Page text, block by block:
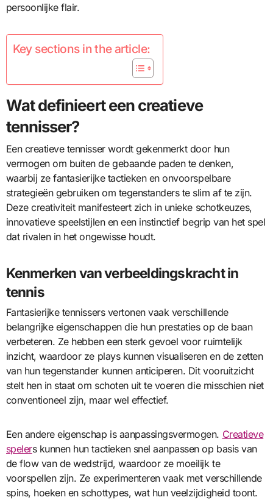
persoonlijke flair.
Key sections in the article:
Wat definieert een creatieve
tennisser?
Een creatieve tennisser wordt gekenmerkt door hun
vermogen om buiten de gebaande paden te denken,
waarbij ze fantasierijke tactieken en onvoorspelbare
strategieën gebruiken om tegenstanders te slim af te zijn.
Deze creativiteit manifesteert zich in unieke schotkeuzes,
innovatieve speelstijlen en een instinctief begrip van het spel
dat rivalen in het ongewisse houdt.
Kenmerken van verbeeldingskracht in
tennis
Fantasierijke tennissers vertonen vaak verschillende
belangrijke eigenschappen die hun prestaties op de baan
verbeteren. Ze hebben een sterk gevoel voor ruimtelijk
inzicht, waardoor ze plays kunnen visualiseren en de zetten
van hun tegenstander kunnen anticiperen. Dit vooruitzicht
stelt hen in staat om schoten uit te voeren die misschien niet
conventioneel zijn, maar wel effectief.
Een andere eigenschap is aanpassingsvermogen. Creatieve
spelers kunnen hun tactieken snel aanpassen op basis van
de flow van de wedstrijd, waardoor ze moeilijk te
voorspellen zijn. Ze experimenteren vaak met verschillende
spins, hoeken en schottypes, wat hun veelzijdigheid toont.